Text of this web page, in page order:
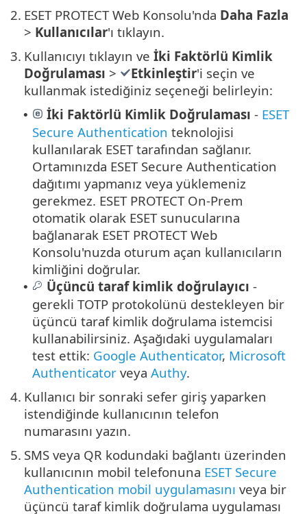
2. ESET PROTECT Web Konsolu'nda Daha Fazla
> Kullanıcılar'ı tıklayın.
3. Kullanıcıyı tıklayın ve İki Faktörlü Kimlik
Doğrulaması > Etkinleştir'i seçin ve
kullanmak istediğiniz seçeneği belirleyin:
• İki Faktörlü Kimlik Doğrulaması - ESET
Secure Authentication teknolojisi
kullanılarak ESET tarafından sağlanır.
Ortamınızda ESET Secure Authentication
dağıtımı yapmanız veya yüklemeniz
gerekmez. ESET PROTECT On-Prem
otomatik olarak ESET sunucularına
bağlanarak ESET PROTECT Web
Konsolu'nuzda oturum açan kullanıcıların
kimliğini doğrular.
• Üçüncü taraf kimlik doğrulayıcı -
gerekli TOTP protokolünü destekleyen bir
üçüncü taraf kimlik doğrulama istemcisi
kullanabilirsiniz. Aşağıdaki uygulamaları
test ettik: Google Authenticator, Microsoft
Authenticator veya Authy.
4. Kullanıcı bir sonraki sefer giriş yaparken
istendiğinde kullanıcının telefon
numarasını yazın.
5. SMS veya QR kodundaki bağlantı üzerinden
kullanıcının mobil telefonuna ESET Secure
Authentication mobil uygulamasını veya bir
üçüncü taraf kimlik doğrulama uygulaması